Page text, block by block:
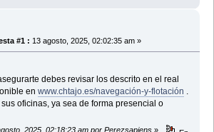
#1 : 13 agosto, 2025, 02:02:35 am »
debes revisar los descrito en el real
enwww.chtajo.es/navegación-y-flotación
oficinas, ya sea de forma presencial o
2025, 02:18:23 am por Perezsapiens »